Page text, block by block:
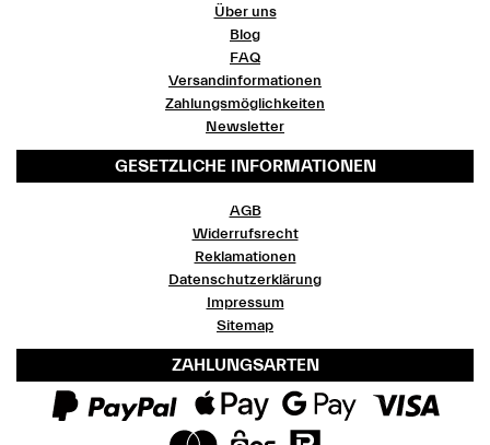
Über uns
Blog
FAQ
Versandinformationen
Zahlungsmöglichkeiten
Newsletter
GESETZLICHE INFORMATIONEN
AGB
Widerrufsrecht
Reklamationen
Datenschutzerklärung
Impressum
Sitemap
ZAHLUNGSARTEN